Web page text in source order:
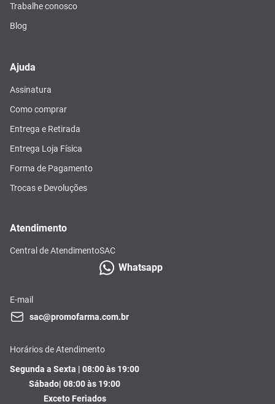
Trabalhe conosco
Blog
Ajuda
Assinatura
Como comprar
Entrega e Retirada
Entrega Loja Física
Forma de Pagamento
Trocas e Devoluções
Atendimento
Central de AtendimentoSAC
Whatsapp
E-mail
sac@promofarma.com.br
Horários de Atendimento
Segunda a Sexta | 08:00 às 19:00
Sábado| 08:00 às 19:00
Exceto Feriados